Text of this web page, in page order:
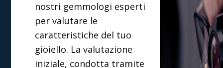
nostri gemmologi esperti
per valutare le
caratteristiche del tuo
gioiello. La valutazione
iniziale, condotta tramite